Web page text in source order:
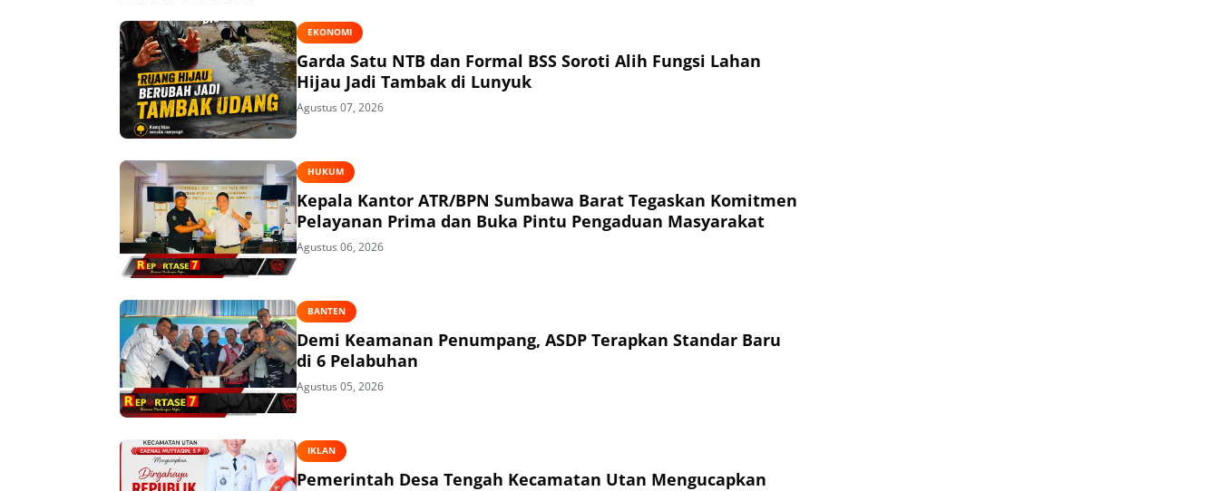
EKONOMI
Garda Satu NTB dan Formal BSS Soroti Alih Fungsi Lahan
Hijau Jadi Tambak di Lunyuk
Agustus 07, 2026
HUKUM
Kepala Kantor ATR/BPN Sumbawa Barat Tegaskan Komitmen
Pelayanan Prima dan Buka Pintu Pengaduan Masyarakat
Agustus 06, 2026
BANTEN
Demi Keamanan Penumpang, ASDP Terapkan Standar Baru
di 6 Pelabuhan
Agustus 05, 2026
IKLAN
Pemerintah Desa Tengah Kecamatan Utan Mengucapkan